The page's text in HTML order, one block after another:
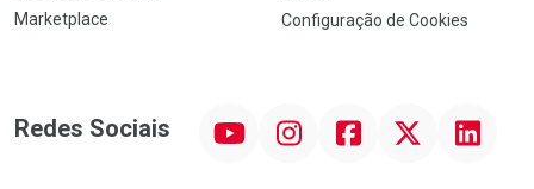
Marketplace
Configuração de Cookies
Redes Sociais InstagramFacebook Linkedin